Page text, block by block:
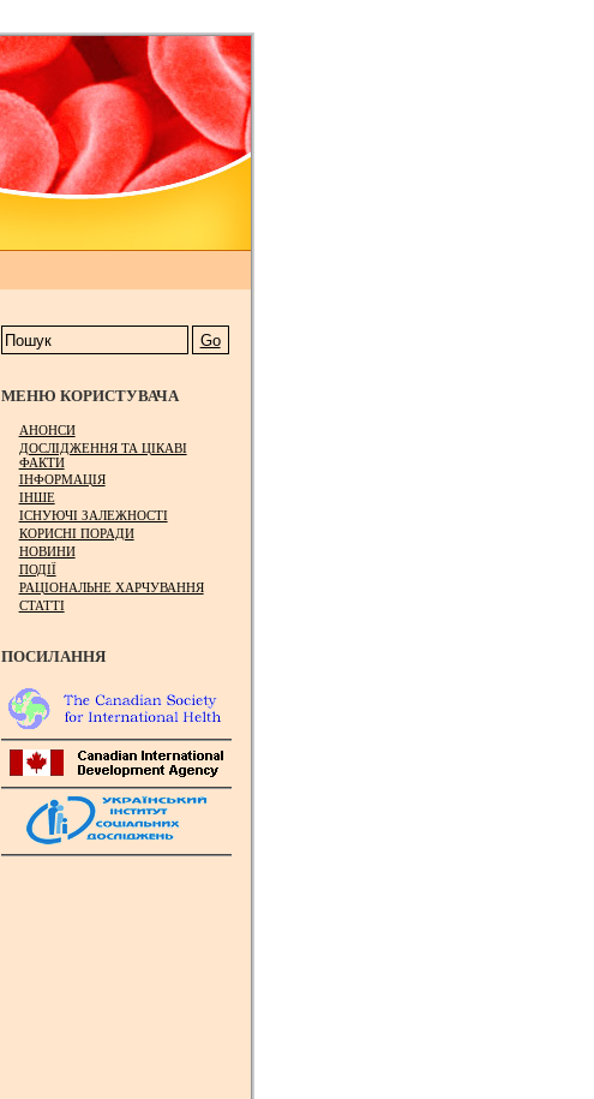
МЕНЮ КОРИСТУВАЧА
АНОНСИ
ДОСЛІДЖЕННЯ ТА ЦІКАВІ
ФАКТИ
ІНФОРМАЦІЯ
ІНШЕ
ІСНУЮЧІ ЗАЛЕЖНОСТІ
КОРИСНІ ПОРАДИ
НОВИНИ
ПОДІЇ
РАЦІОНАЛЬНЕ ХАРЧУВАННЯ
СТАТТІ
ПОСИЛАННЯ